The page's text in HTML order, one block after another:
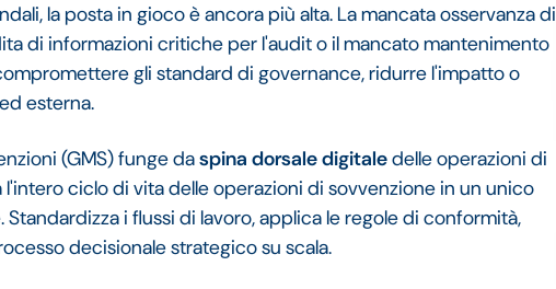
la posta in gioco è ancora più alta. La mancata osservanza di
di informazioni critiche per l'audit o il mancato mantenimento
gli standard di governance, ridurre l'impatto o
esterna.
(GMS) funge daspina dorsale digitaledelle operazioni di
l'intero ciclo di vita delle operazioni di sovvenzione in un unico
i flussi di lavoro, applica le regole di conformità,
decisionale strategico su scala.